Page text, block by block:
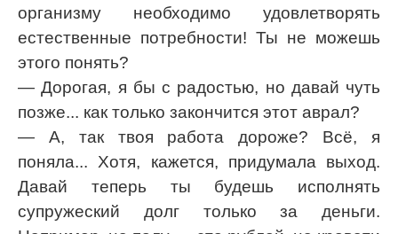
организму необходимо удовлетворять
естественные потребности! Ты не можешь
этого понять?
— Дорогая, я бы с радостью, но давай чуть
позже... как только закончится этот аврал?
— А, так твоя работа дороже? Всё, я
поняла... Хотя, кажется, придумала выход.
Давай теперь ты будешь исполнять
супружеский долг только за деньги.